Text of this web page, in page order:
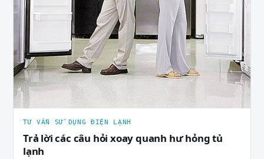
TƯ VẤN SỬ DỤNG ĐIỆN LẠNH
Trả lời các câu hỏi xoay quanh hư hỏng tủ
lạnh